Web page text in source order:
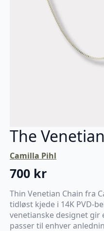
The
Camilla Pihl
700 kr
Thin Venetian Chain fra
tidløst kjede i 14K PVD-
venetianske designet
passer til enhver